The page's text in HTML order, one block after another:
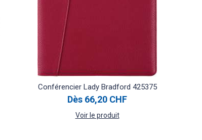
Conférencier Lady Bradford 425375
Dès 66,20 CHF
Voir le produit